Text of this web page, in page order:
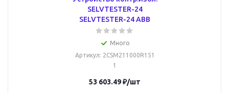
SELVTESTER-24
SELVTESTER-24 ABB
Много
Артикул: 2CSM211000R151
1
53 603.49₽/шт